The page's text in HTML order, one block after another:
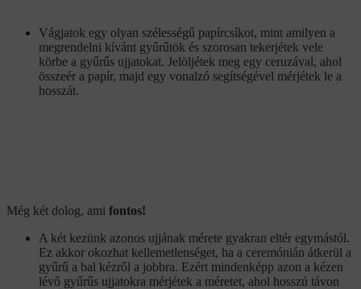
Vágjatok egy olyan szélességű papírcsíkot, mint amilyen a
megrendelni kívánt gyűrűtök és szorosan tekerjétek vele
körbe a gyűrűs ujjatokat. Jelöljétek meg egy ceruzával, ahol
összeér a papír, majd egy vonalzó segítségével mérjétek le a
hosszát.
Még két dolog, ami fontos!
A két kezünk azonos ujjának mérete gyakran eltér egymástól.
Ez akkor okozhat kellemetlenséget, ha a ceremónián átkerül a
gyűrű a bal kézről a jobbra. Ezért mindenképp azon a kézen
lévő gyűrűs ujjatokra mérjétek a méretet, ahol hosszú távon